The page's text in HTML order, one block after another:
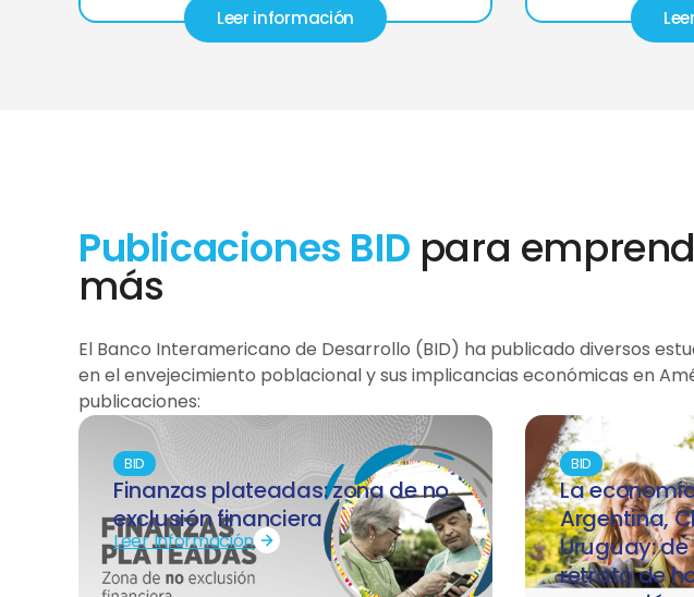
Leer información
Publicaciones BID para
más
El Banco Interamericano de Desarrollo (BID) ha publicado diversos
en el envejecimiento poblacional y sus implicancias económicas en
publicaciones:
BID
Finanzas plateadas: zona de no
exclusión financiera
Leer Información
BID
La
Argentina,
Uruguay:
retrato de